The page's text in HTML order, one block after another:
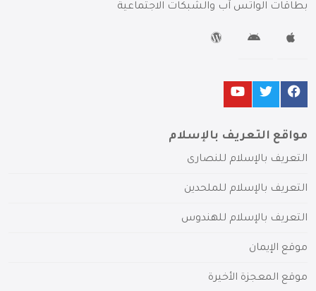
بطاقات الواتس آب والشبكات الاجتماعية
مواقع التعريف بالإسلام
التعريف بالإسلام للنصارى
التعريف بالإسلام للملحدين
التعريف بالإسلام للهندوس
موقع الإيمان
موقع المعجزة الأخيرة